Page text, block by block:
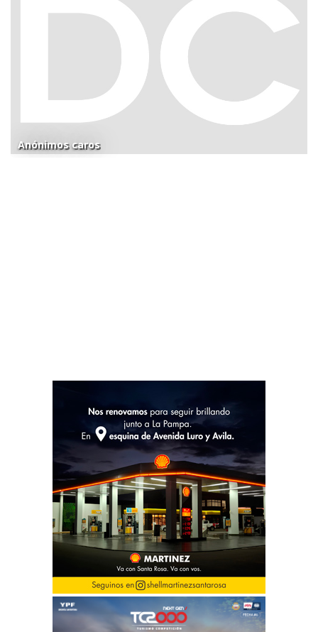
Anónimos caros